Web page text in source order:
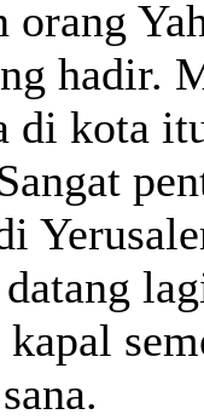
orang
hadir.
di kota
datang